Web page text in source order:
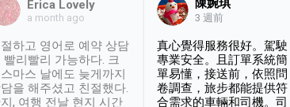
Erica Lovely
a month ago
하고 영어로 예약 상담
빨리빨리 가능하다. 크
마스 날에도 늦게까지
을 해주셨고 친절했다.
, 여행 전날 현지 시간
陳婉琪
3 週前
真心覺得服務很好。駕駛
專業安全。且訂單系統簡
單易懂，接送前，依照問
卷調查，旅步都能提供符
合需求的車輛和司機。司